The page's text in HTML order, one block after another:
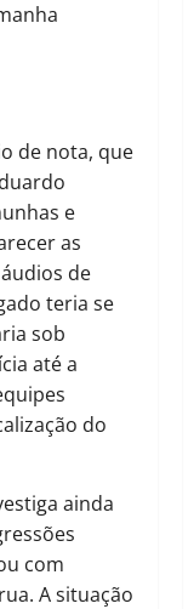
de nota, que
e
as
de
teria se
sob
até a
do
ainda
com
A situação